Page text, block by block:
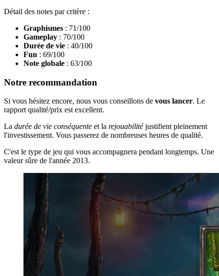
Détail des notes par critère :
Graphismes : 71/100
Gameplay : 70/100
Durée de vie : 40/100
Fun : 69/100
Note globale : 63/100
Notre recommandation
Si vous hésitez encore, nous vous conseillons de vous lancer. Le
rapport qualité/prix est excellent.
La durée de vie conséquente et la rejouabilitéjustifient pleinement
l'investissement. Vous passerez de nombreuses heures de qualité.
C'est le type de jeu qui vous accompagnera pendant longtemps. Une
valeur sûre de l'année 2013.